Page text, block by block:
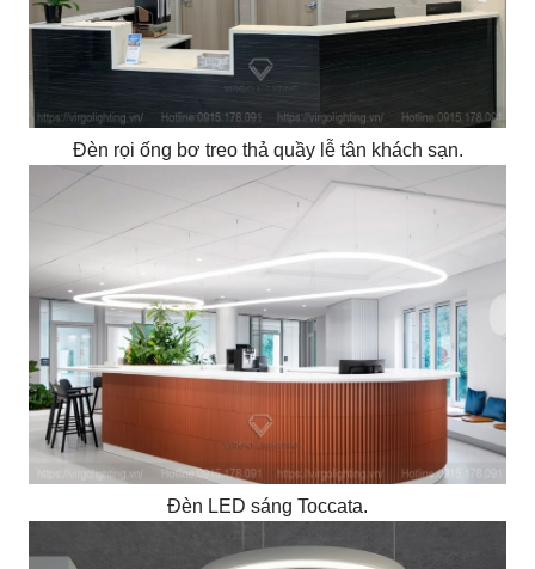
Đèn rọi ống bơ treo thả quầy lễ tân khách sạn.
Đèn LED sáng Toccata.